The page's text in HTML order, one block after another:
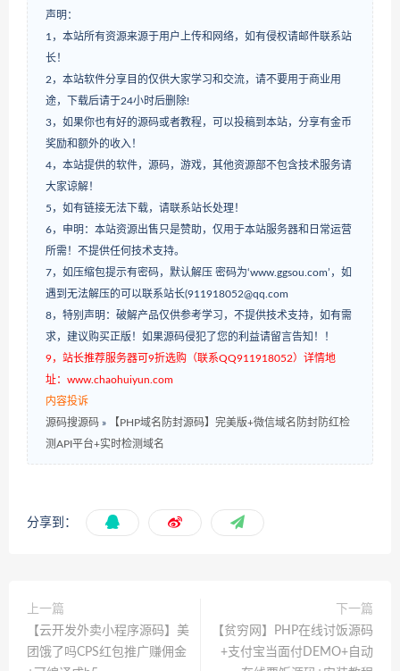
声明：
1，本站所有资源来源于用户上传和网络，如有侵权请邮件联系站
长！
2，本站软件分享目的仅供大家学习和交流，请不要用于商业用
途，下载后请于24小时后删除!
3，如果你也有好的源码或者教程，可以投稿到本站，分享有金币
奖励和额外的收入！
4，本站提供的软件，源码，游戏，其他资源部不包含技术服务请
大家谅解！
5，如有链接无法下载，请联系站长处理！
6，申明：本站资源出售只是赞助，仅用于本站服务器和日常运营
所需！不提供任何技术支持。
7，如压缩包提示有密码，默认解压 密码为‘www.ggsou.com’，如
遇到无法解压的可以联系站长(911918052@qq.com
8，特别声明：破解产品仅供参考学习，不提供技术支持，如有需
求，建议购买正版！如果源码侵犯了您的利益请留言告知！！
9，站长推荐服务器可9折选购（联系QQ911918052）详情地
址：www.chaohuiyun.com
内容投诉
源码搜源码 »
【PHP域名防封源码】完美版+微信域名防封防红检
测API平台+实时检测域名
分享到：
上一篇
【云开发外卖小程序源码】美
团饿了吗CPS红包推广赚佣金
下一篇
【贫穷网】PHP在线讨饭源码
+支付宝当面付DEMO+自动